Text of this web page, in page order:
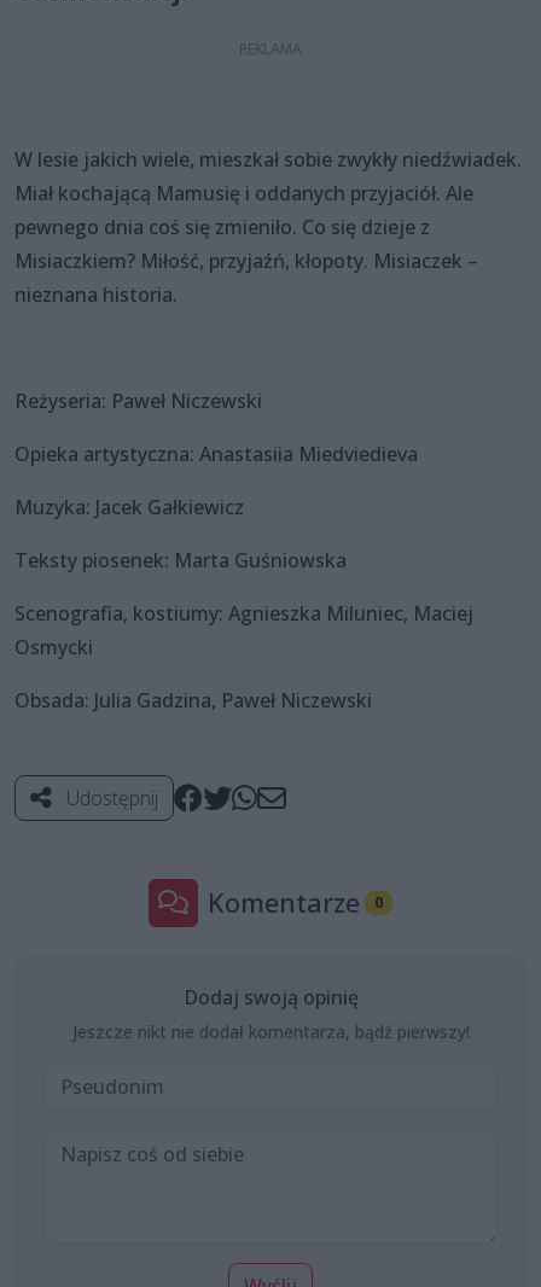
W lesie jakich wiele, mieszkał sobie zwykły niedźwiadek.
Miał kochającą Mamusię i oddanych przyjaciół. Ale
pewnego dnia coś się zmieniło. Co się dzieje z
Misiaczkiem? Miłość, przyjaźń, kłopoty. Misiaczek –
nieznana historia.
Reżyseria: Paweł Niczewski
Opieka artystyczna: Anastasiia Miedviedieva
Muzyka: Jacek Gałkiewicz
Teksty piosenek: Marta Guśniowska
Scenografia, kostiumy: Agnieszka Miluniec, Maciej
Osmycki
Obsada: Julia Gadzina, Paweł Niczewski
Udostępnij
Komentarze 0
Dodaj swoją opinię
Jeszcze nikt nie dodał komentarza, bądź pierwszy!